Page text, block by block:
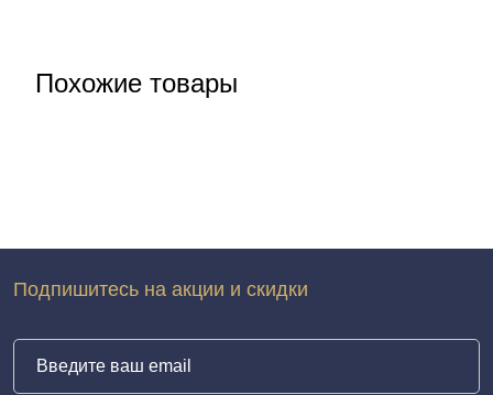
Похожие товары
Подпишитесь на акции и скидки